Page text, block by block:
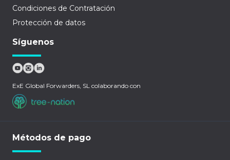
Condiciones de Contratación
Protección de datos
Síguenos
ExE Global Forwarders, SL colaborando con
Métodos de pago